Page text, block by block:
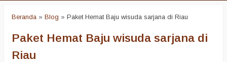
Beranda » Blog » Paket Hemat Baju wisuda sarjana di Riau
Paket Hemat Baju wisuda sarjana di
Riau